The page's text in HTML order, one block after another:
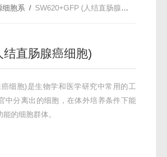
细胞系 / SW620+GFP (人结直肠腺癌细胞)
直肠腺癌细胞)
细胞)是生物学和医学研究中常用的工
中分离出的细胞，在体外培养条件下能
的细胞群体。